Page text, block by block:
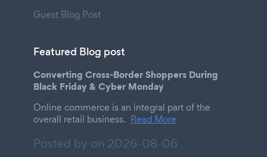
Guest Blog Post
Featured Blog post
Converting Cross-Border Shoppers During
Black Friday & Cyber Monday
Online commerce is an integral part of the
overall retail business. Read More
Posted by on 2026-08-06